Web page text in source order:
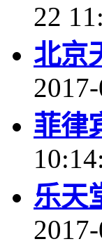
22
北京
菲律
乐天